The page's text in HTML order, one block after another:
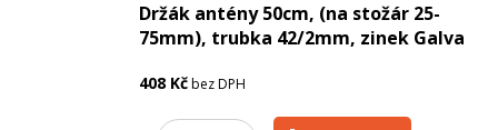
Držák antény 50cm, (na stožár 25-
75mm), trubka 42/2mm, zinek Galva
408 Kčbez DPH